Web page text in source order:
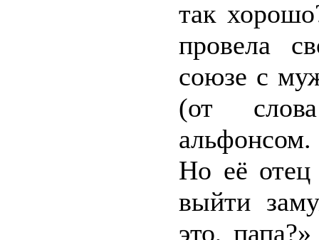
так
провела
союзе с
(от
Но её отец
выйти
это,